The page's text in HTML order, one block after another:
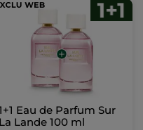
Eau de Parfum Sur
La Lande 100 ml